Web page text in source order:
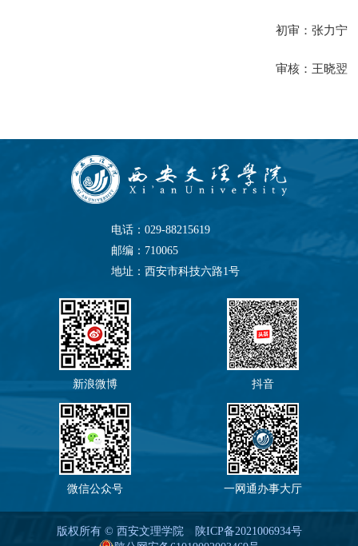
初审：张力宁
审核：王晓翌
电话：029-88215619
邮编：710065
地址：西安市科技六路1号
新浪微博 抖音
微信公众号 一网通办事大厅
版权所有 © 西安文理学院
陕ICP备2021006934号